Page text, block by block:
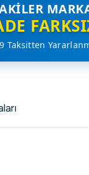
9 Taksitten